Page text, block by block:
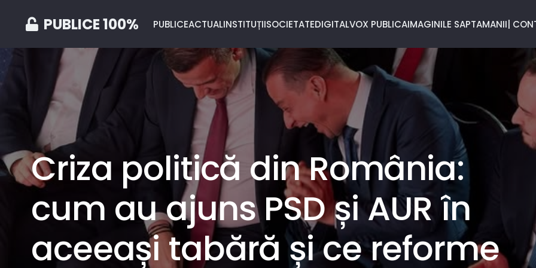
PUBLICE 100% PUBLICEACTUALINSTITUȚIISOCIETATEDIGITALVOX PUBLICAIMAGINILE SAPTAMANII|
Criza politică din România:
cum au ajuns PSD și AUR în
aceeași tabără și ce reforme